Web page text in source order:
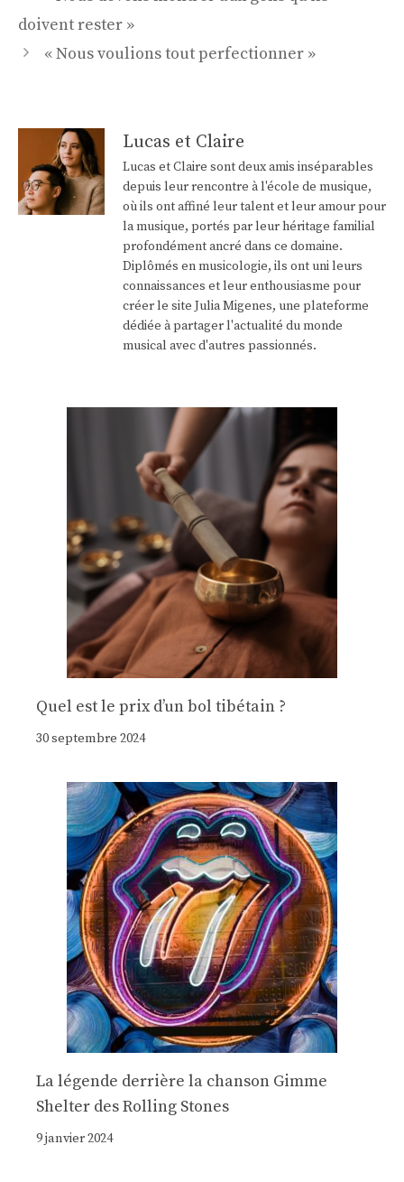
des
doivent rester »
« Nous voulions tout perfectionner »
Lucas et Claire
Lucas et Claire sont deux amis inséparables
depuis leur rencontre à l'école de musique,
où ils ont affiné leur talent et leur amour pour
la musique, portés par leur héritage familial
profondément ancré dans ce domaine.
Diplômés en musicologie, ils ont uni leurs
connaissances et leur enthousiasme pour
créer le site Julia Migenes, une plateforme
dédiée à partager l'actualité du monde
musical avec d'autres passionnés.
Quel est le prix d’un bol tibétain ?
30 septembre 2024
La légende derrière la chanson Gimme
Shelter des Rolling Stones
9 janvier 2024